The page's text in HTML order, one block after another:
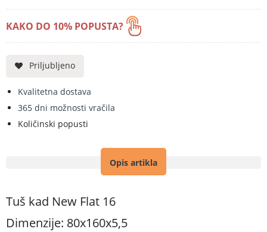
KAKO DO 10% POPUSTA?
Priljubljeno
Kvalitetna dostava
365 dni možnosti vračila
Količinski popusti
Opis artikla
Tuš kad New Flat 16
Dimenzije: 80x160x5,5